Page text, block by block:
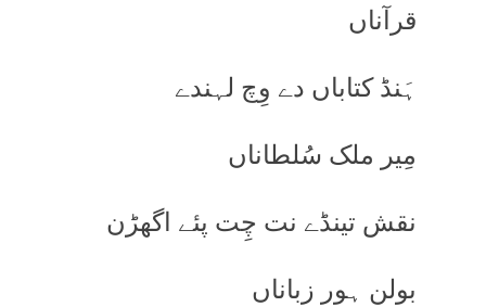
قرآناں
ہَنڈ کتاباں دے وِچ لہندے
مِیر ملک سُلطاناں
نقش تینڈے نت چِت پئے اگھڑن
بولن ہور زباناں